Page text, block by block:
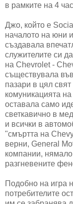
в рамките на 4
Джо, който е
началото на юни
създавала
служителите си
на Chevrolet -
съществувала
пазари в цял
комуникацията
оставала само
светкавично в
и всички в
"смъртта на
верни, General
компании, нямало
разгневените
Подобно на игра
потребителите